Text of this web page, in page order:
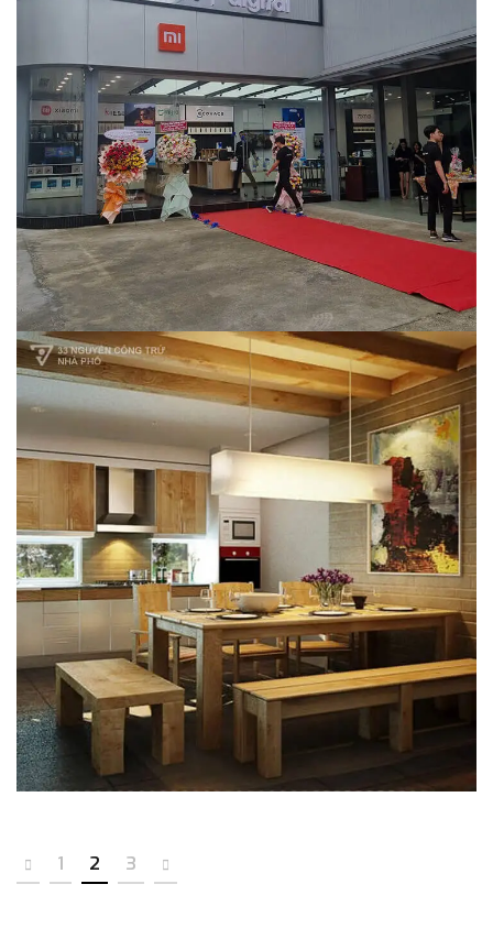
Store GigaDigital Hồ Chí Minh
CẢNH QUAN HẠ TẦNG
KIẾN TRÚC
NỘI THẤT
Nhà Phố
HẠ TẦNG KIẾN TRÚC NỘI THẤT
1 2 3